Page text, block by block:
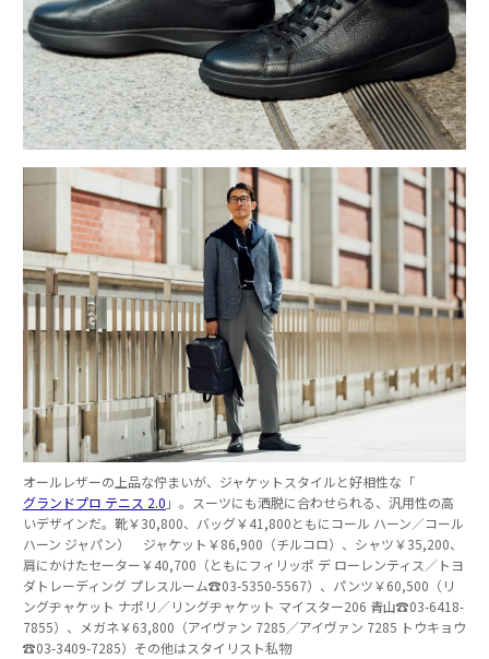
オールレザーの上品な佇まいが、ジャケットスタイルと好相性な「
グランドプロ テニス 2.0 」。スーツにも洒脱に合わせられる、汎用性の高
いデザインだ。靴￥30,800、バッグ￥41,800ともにコール ハーン／コール
ハーン ジャパン） ジャケット￥86,900（チルコロ）、シャツ￥35,200、
肩にかけたセーター￥40,700（ともにフィリッポ デ ローレンティス／トヨ
ダトレーディング プレスルーム☎︎03-5350-5567）、パンツ￥60,500（リ
ングヂャケット ナポリ／リングヂャケット マイスター206 青山☎︎03-6418-
7855）、メガネ￥63,800（アイヴァン 7285／アイヴァン 7285 トウキョウ
☎︎03-3409-7285）その他はスタイリスト私物